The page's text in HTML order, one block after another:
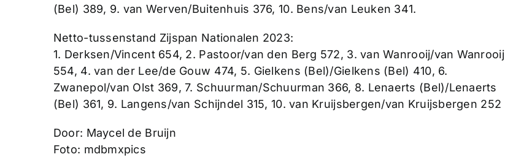
(Bel) 389, 9. van Werven/Buitenhuis 376, 10. Bens/van Leuken 341.
Netto-tussenstand Zijspan Nationalen 2023:
1. Derksen/Vincent 654, 2. Pastoor/van den Berg 572, 3. van Wanrooij/van Wanrooij
554, 4. van der Lee/de Gouw 474, 5. Gielkens (Bel)/Gielkens (Bel) 410, 6.
Zwanepol/van Olst 369, 7. Schuurman/Schuurman 366, 8. Lenaerts (Bel)/Lenaerts
(Bel) 361, 9. Langens/van Schijndel 315, 10. van Kruijsbergen/van Kruijsbergen 252
Door: Maycel de Bruijn
Foto: mdbmxpics